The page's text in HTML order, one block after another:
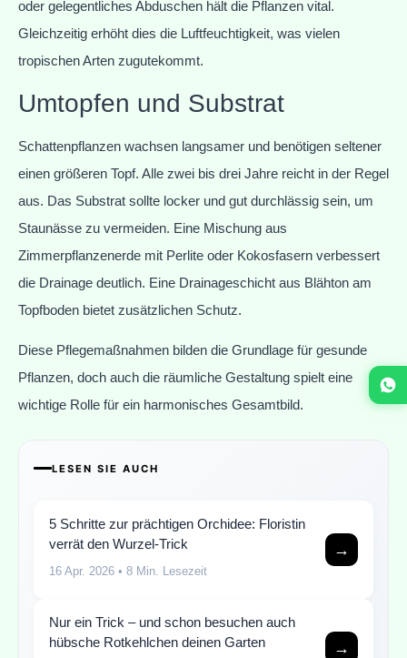
oder gelegentliches Abduschen hält die Pflanzen vital.
Gleichzeitig erhöht dies die Luftfeuchtigkeit, was vielen
tropischen Arten zugutekommt.
Umtopfen und Substrat
Schattenpflanzen wachsen langsamer und benötigen seltener
einen größeren Topf. Alle zwei bis drei Jahre reicht in der Regel
aus. Das Substrat sollte locker und gut durchlässig sein, um
Staunässe zu vermeiden. Eine Mischung aus
Zimmerpflanzenerde mit Perlite oder Kokosfasern verbessert
die Drainage deutlich. Eine Drainageschicht aus Blähton am
Topfboden bietet zusätzlichen Schutz.
Diese Pflegemaßnahmen bilden die Grundlage für gesunde
Pflanzen, doch auch die räumliche Gestaltung spielt eine
wichtige Rolle für ein harmonisches Gesamtbild.
LESEN SIE AUCH
5 Schritte zur prächtigen Orchidee: Floristin
verrät den Wurzel-Trick
16 Apr. 2026 • 8 Min. Lesezeit
→
Nur ein Trick – und schon besuchen auch
hübsche Rotkehlchen deinen Garten
→